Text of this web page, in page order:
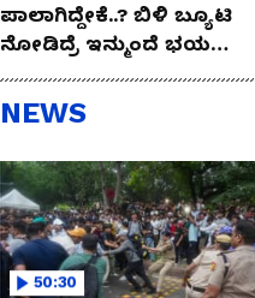
ಪಾಲಾಗಿದ್ದೇಕೆ..? ಬಿಳಿ ಬ್ಯೂಟಿ
ನೋಡಿದ್ರೆ ಇನ್ಮುಂದೆ ಭಯ
ಪಡ್ತೀರಾ ನೀವು!
NEWS
50:30